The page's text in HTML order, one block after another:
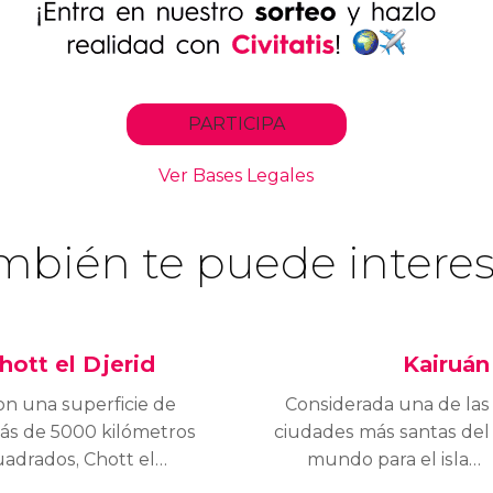
te puede
el Djerid
una superficie de
de 5000 kilómetros
Chott el
Kairuán
Considerada una de las
ciudades más santas del
mundo para el islam,